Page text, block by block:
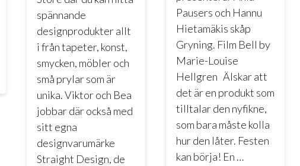
spännande
designprodukter allt
i från tapeter, konst,
smycken, möbler och
små prylar som är
unika. Viktor och Bea
jobbar där också med
sitt egna
designvarumärke
Straight Design, de
Pausers och Hannu
Hietamäkis skåp
Gryning. Film Bell by
Marie-Louise
Hellgren Älskar att
det är en produkt som
tilltalar den nyfikne,
som bara måste kolla
hur den låter. Festen
kan börja! En …